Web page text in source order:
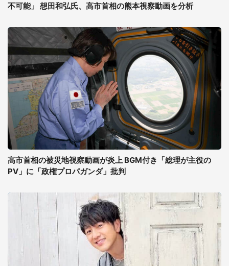
不可能」 想田和弘氏、高市首相の熊本視察動画を分析
高市首相の被災地視察動画が炎上 BGM付き「総理が主役の
PV」に「政権プロパガンダ」批判